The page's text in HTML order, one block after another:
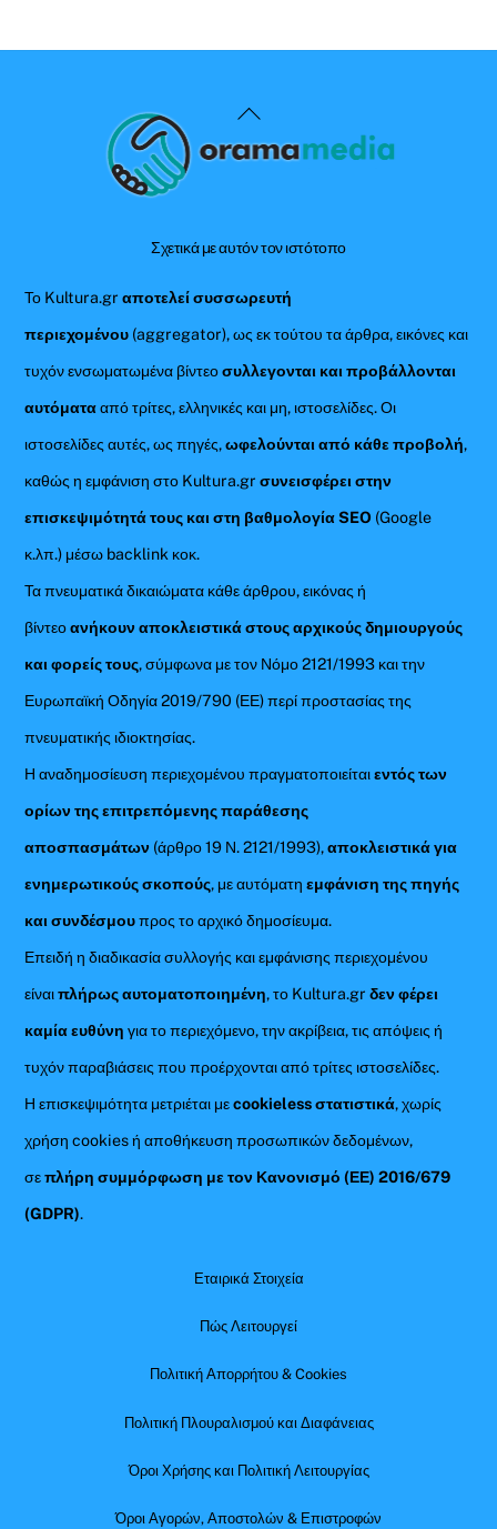
Back
To
Σχετικά με αυτόν τον ιστότοπο
Το Kultura.grαποτελεί συσσωρευτή
περιεχομένου (aggregator), ως εκ τούτου τα άρθρα, εικόνες και
τυχόν ενσωματωμένα βίντεοσυλλεγονται και προβάλλονται
αυτόματααπό τρίτες, ελληνικές και μη, ιστοσελίδες. Οι
ιστοσελίδες αυτές, ως πηγές,ωφελούνται από κάθε προβολή,
καθώς η εμφάνιση στο Kultura.gr συνεισφέρει στην
επισκεψιμότητά τους και στη βαθμολογία SEO (Google
κ.λπ.) μέσω backlink κοκ.
Τα πνευματικά δικαιώματα κάθε άρθρου, εικόνας ή
βίντεοανήκουν αποκλειστικά στους αρχικούς δημιουργούς
και φορείς τους, σύμφωνα με τον Νόμο 2121/1993 και την
Ευρωπαϊκή Οδηγία 2019/790 (ΕΕ) περί προστασίας της
πνευματικής ιδιοκτησίας.
Η αναδημοσίευση περιεχομένου πραγματοποιείταιεντός των
ορίων της επιτρεπόμενης παράθεσης
αποσπασμάτων (άρθρο 19 Ν. 2121/1993),αποκλειστικά για
ενημερωτικούς σκοπούς, με αυτόματηεμφάνιση της πηγής
και συνδέσμουπρος το αρχικό δημοσίευμα.
Επειδή η διαδικασία συλλογής και εμφάνισης περιεχομένου
είναιπλήρως αυτοματοποιημένη, το Kultura.grδεν φέρει
καμία ευθύνη για το περιεχόμενο, την ακρίβεια, τις απόψεις ή
τυχόν παραβιάσεις που προέρχονται από τρίτες ιστοσελίδες.
Η επισκεψιμότητα μετριέται μεcookieless στατιστικά, χωρίς
χρήση cookies ή αποθήκευση προσωπικών δεδομένων,
σεπλήρη συμμόρφωση με τον Κανονισμό (ΕΕ) 2016/679
(GDPR).
Εταιρικά Στοιχεία
Πώς Λειτουργεί
Πολιτική Απορρήτου & Cookies
Πολιτική Πλουραλισμού και Διαφάνειας
Όροι Χρήσης και Πολιτική Λειτουργίας
Όροι Αγορών, Αποστολών & Επιστροφών